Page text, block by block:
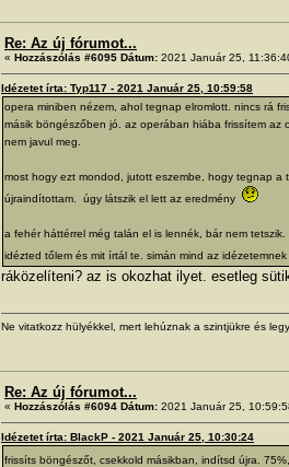
Re: Az új fórumot...
« Hozzászólás #6095 Dátum: 2021 Január 25,
Idézetet írta: Typ117 - 2021 Január 25, 10:59:58
opera miniben nézem, ahol tegnap elromlott. nincs rá
másik böngészőben jó. az operában hiába frissítem az
nem javul meg.
most hogy ezt mondod, jutott eszembe, hogy tegnap
újraindítottam. úgy látszik el lett az eredmény
a fehér háttérrel még talán el is lennék, bár nem
idézted tőlem és mit írtál te. simán mind az
ráközelíteni? az is okozhat ilyet. esetleg
Ne vitatkozz hülyékkel, mert lehúznak a szintjükre és
Re: Az új fórumot...
« Hozzászólás #6094 Dátum: 2021 Január 25,
Idézetet írta: BlackP - 2021 Január 25, 10:30:24
frissíts böngészőt, csekkold másikban, indítsd újra.